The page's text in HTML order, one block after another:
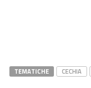
TEMATICHE CECHIA